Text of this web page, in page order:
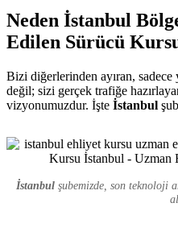
Kursu
Neden İstanbul
Edilen Sürücü
Bizi diğerlerinden ayıran, sadece
değil; sizi gerçek trafiğe
vizyonumuzdur. İşte İstanbul
İstanbulşubemizde, son teknoloji